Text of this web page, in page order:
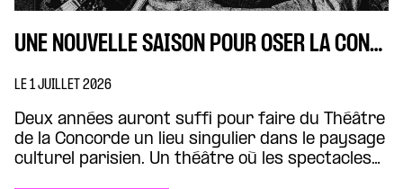
UNE NOUVELLE SAISON POUR OSER LA CONCORDE
LE 1 JUILLET 2026
Deux années auront suffi pour faire du Théâtre
de la Concorde un lieu singulier dans le paysage
culturel parisien. Un théâtre où les spectacles